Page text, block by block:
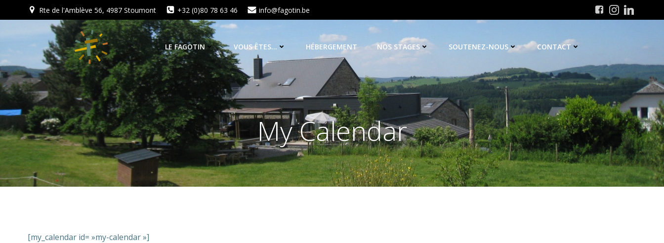
au
Rte de l'Amblève 56, 4987 Stoumont +32 (0)80 78 63 46 info@fagotin.be
LE FAGOTIN VOUS ÊTES… HÉBERGEMENT NOS STAGES SOUTENEZ-NOUS CONTACT
My Calendar
[my_calendar id= »my-calendar »]